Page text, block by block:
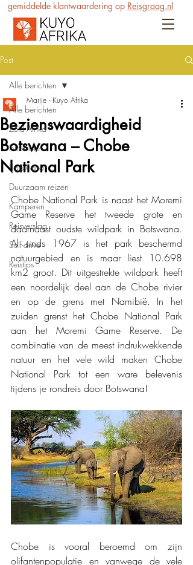
gemiddelde klantwaardering op Reisgraag.nl
Post
Alle berichten
Zuid-Afrika
Namibië
Botswana
Duurzaam reizen
Kamperen
Reisverslag
Self-drive
Reistips
Alle berichten
Bezienswaardigheid
Botswana – Chobe
National Park
Marije - Kuyo Afrika
Chobe National Park is naast het Moremi
Game Reserve het tweede grote en
daarnaast oudste wildpark in Botswana.
Al sinds 1967 is het park beschermd
natuurgebied en is maar liest 10.698
km2 groot. Dit uitgestrekte wildpark heeft
een noordelijk deel aan de Chobe rivier
en op de grens met Namibië. In het
zuiden grenst het Chobe National Park
aan het Moremi Game Reserve. De
combinatie van de meest indrukwekkende
natuur en het vele wild maken Chobe
National Park tot een ware belevenis
tijdens je rondreis door Botswana!
Chobe is vooral beroemd om zijn
olifantenpopulatie en vanwege de vele